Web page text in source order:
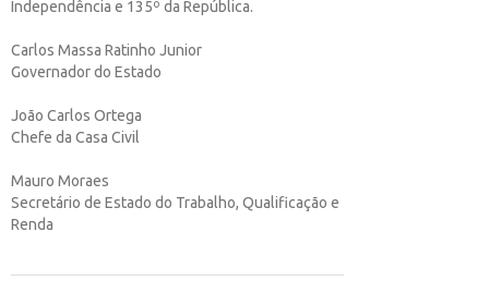
Independência e 135º da República.
Carlos Massa Ratinho Junior
Governador do Estado
João Carlos Ortega
Chefe da Casa Civil
Mauro Moraes
Secretário de Estado do Trabalho, Qualificação e
Renda